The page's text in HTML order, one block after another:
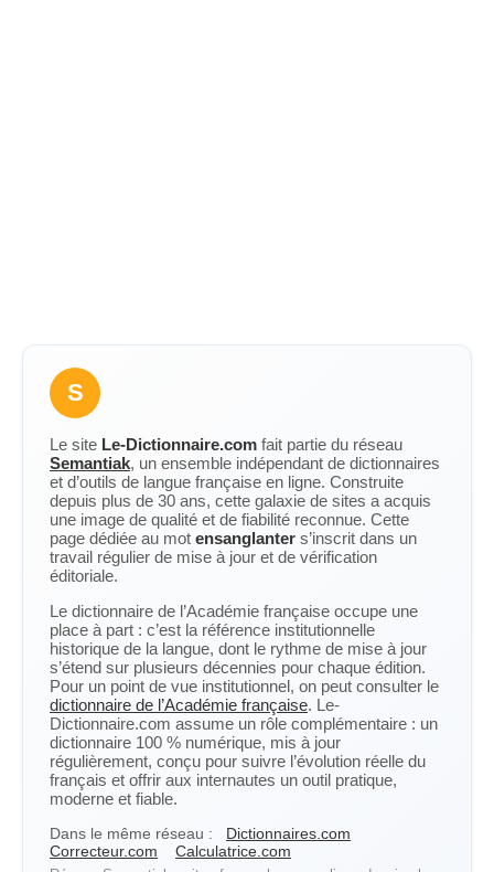
S
Le site Le-Dictionnaire.com fait partie du réseau
Semantiak, un ensemble indépendant de dictionnaires
et d’outils de langue française en ligne. Construite
depuis plus de 30 ans, cette galaxie de sites a acquis
une image de qualité et de fiabilité reconnue. Cette
page dédiée au mot ensanglanter s’inscrit dans un
travail régulier de mise à jour et de vérification
éditoriale.
Le dictionnaire de l’Académie française occupe une
place à part : c’est la référence institutionnelle
historique de la langue, dont le rythme de mise à jour
s’étend sur plusieurs décennies pour chaque édition.
Pour un point de vue institutionnel, on peut consulter le
dictionnaire de l’Académie française. Le-
Dictionnaire.com assume un rôle complémentaire : un
dictionnaire 100 % numérique, mis à jour
régulièrement, conçu pour suivre l’évolution réelle du
français et offrir aux internautes un outil pratique,
moderne et fiable.
Dans le même réseau :
Dictionnaires.com
Correcteur.com
Calculatrice.com